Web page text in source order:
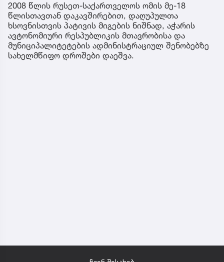
2008 წლის რუსეთ-საქართველოს ომის მე-18
წლისთავთან დაკავშირებით, დაღუპულთა
ხსოვნისთვის პატივის მიგების ნიშნად, აჭარის
ავტონომიური რესპუბლიკის მთავრობისა და
მუნიციპალიტეტების ადმინისტრაციულ შენობებზე
სახელმწიფო დროშები დაეშვა.